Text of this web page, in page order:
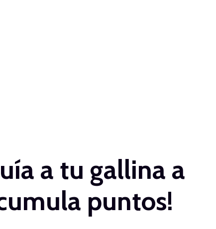
a tu gallina a
puntos!